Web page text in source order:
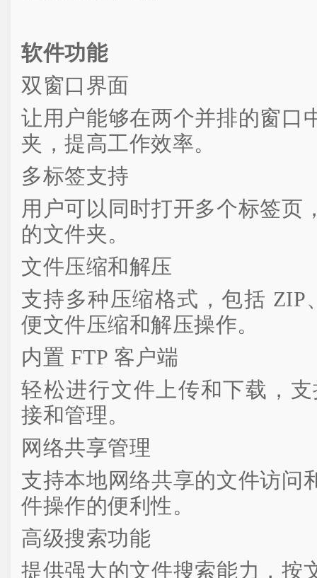
软件功能
双窗口界面
让用户能够在两个并排的窗口
夹，提高工作效率。
多标签支持
用户可以同时打开多个标签页
的文件夹。
文件压缩和解压
支持多种压缩格式，包括 ZIP
便文件压缩和解压操作。
内置 FTP 客户端
轻松进行文件上传和下载，
接和管理。
网络共享管理
支持本地网络共享的文件访问
件操作的便利性。
高级搜索功能
提供强大的文件搜索能力，按